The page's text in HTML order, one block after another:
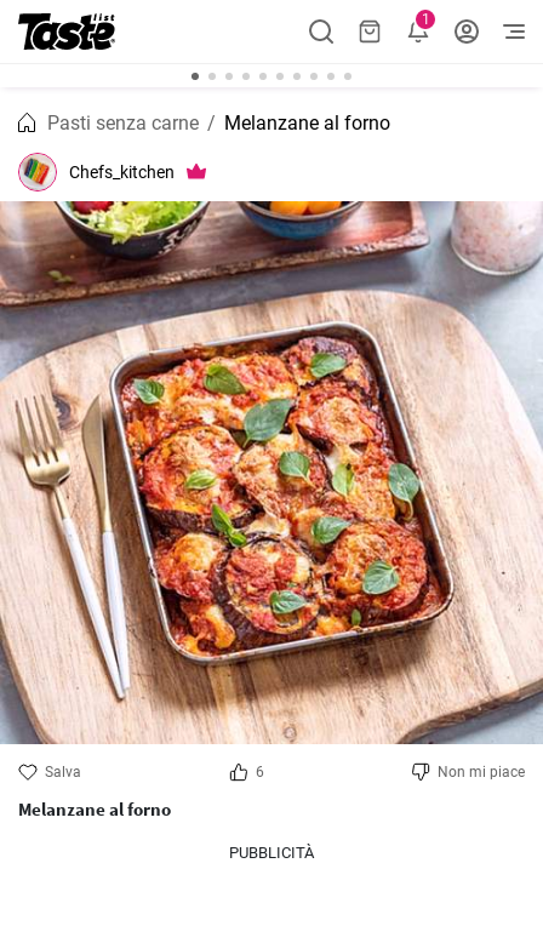
1
Pasti senza carne Melanzane al forno
Chefs_kitchen
Salva 6 Non mi piace
Melanzane al forno
PUBBLICITÀ